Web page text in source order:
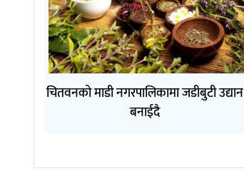
चितवनको माडी नगरपालिकामा जडीबुटी उद्यान
बनाईदै